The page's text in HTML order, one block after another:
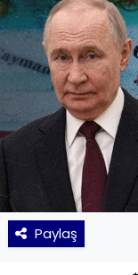
Paylaş
MAGAZİN
POLİTİKA
SAĞLIK
Siyaset
SPOR
TEKNOLOJİ